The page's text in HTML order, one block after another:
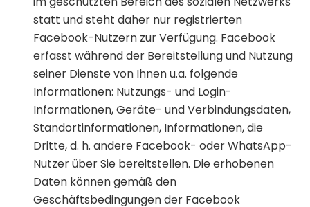
statt und steht daher nur registrierten
Facebook-Nutzern zur Verfügung. Facebook
erfasst während der Bereitstellung und Nutzung
seiner Dienste von Ihnen u.a. folgende
Informationen: Nutzungs- und Login-
Informationen, Geräte- und Verbindungsdaten,
Standortinformationen, Informationen, die
Dritte, d. h. andere Facebook- oder WhatsApp-
Nutzer über Sie bereitstellen. Die erhobenen
Daten können gemäß den
Geschäftsbedingungen der Facebook